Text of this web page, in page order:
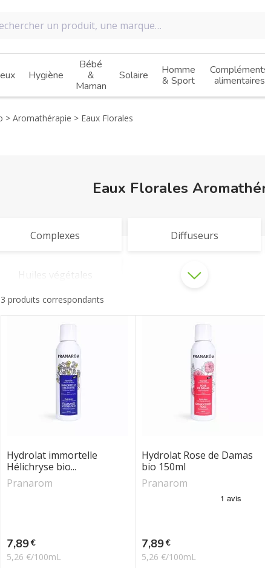
Hygiène
Bébé
&
Maman
Solaire
Homme
& Sport
alimentaires
Aromathérapie Eaux Florales
Eaux Florales
Complexes Diffuseurs
Huiles végétales
3 produits correspondants
Hydrolat immortelle
Hélichryse bio...
Pranarom
Prix
7,89€
5,26 €/100mL
Hydrolat Rose de Damas
bio 150ml
Pranarom
Prix
7,89€
5,26 €/100mL